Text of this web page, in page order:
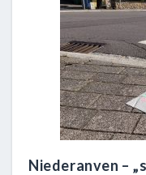
Niederanven –